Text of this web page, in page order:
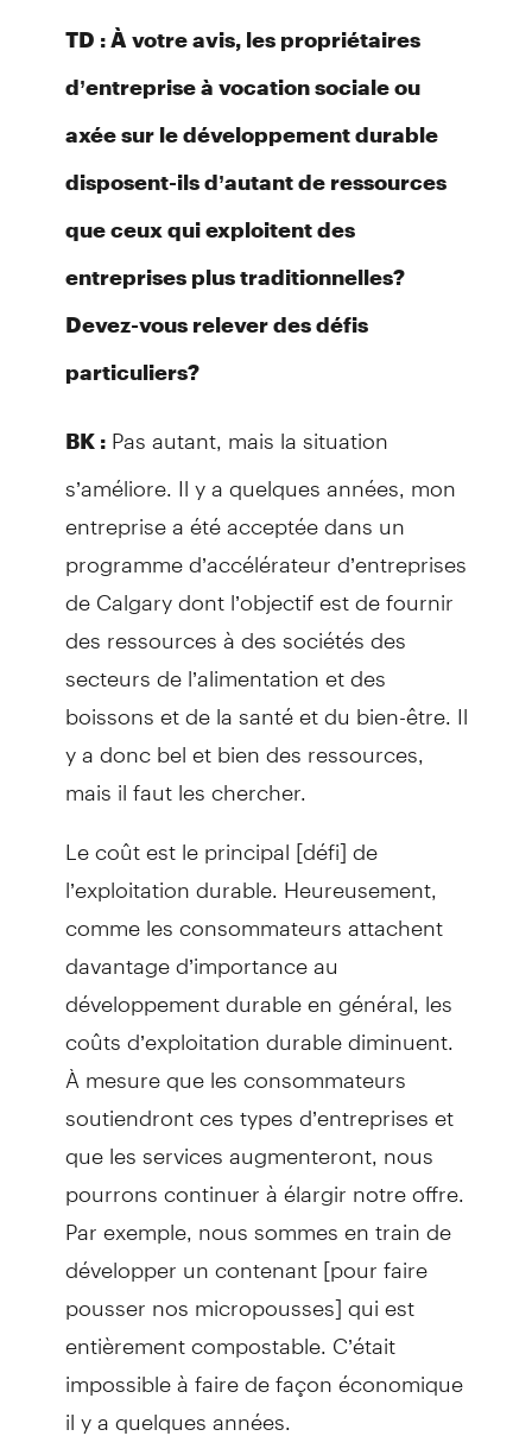
TD : À votre avis, les propriétaires
d’entreprise à vocation sociale ou
axée sur le développement durable
disposent-ils d’autant de ressources
que ceux qui exploitent des
entreprises plus traditionnelles?
Devez-vous relever des défis
particuliers?
BK :Pas autant, mais la situation
s’améliore. Il y a quelques années, mon
entreprise a été acceptée dans un
programme d’accélérateur d’entreprises
de Calgary dont l’objectif est de fournir
des ressources à des sociétés des
secteurs de l’alimentation et des
boissons et de la santé et du bien-être. Il
y a donc bel et bien des ressources,
mais il faut les chercher.
Le coût est le principal [défi] de
l’exploitation durable. Heureusement,
comme les consommateurs attachent
davantage d’importance au
développement durable en général, les
coûts d’exploitation durable diminuent.
À mesure que les consommateurs
soutiendront ces types d’entreprises et
que les services augmenteront, nous
pourrons continuer à élargir notre offre.
Par exemple, nous sommes en train de
développer un contenant [pour faire
pousser nos micropousses] qui est
entièrement compostable. C’était
impossible à faire de façon économique
il y a quelques années.